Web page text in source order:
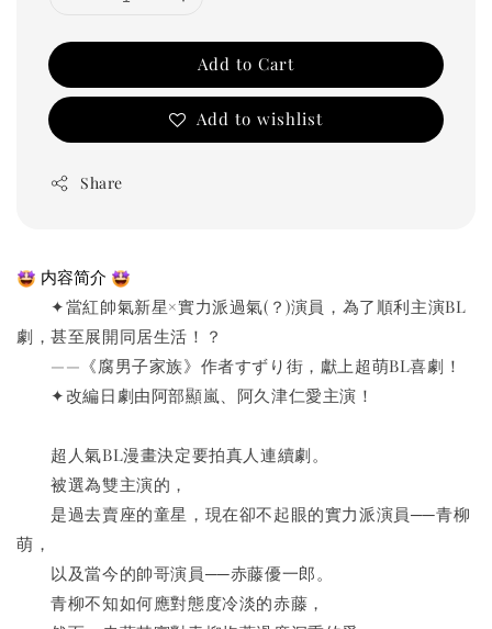
Add to Cart
Add to wishlist
Share
内容简介
✦當紅帥氣新星×實力派過氣(？)演員，為了順利主演BL
劇，甚至展開同居生活！？
——《腐男子家族》作者すずり街，獻上超萌BL喜劇！
✦改編日劇由阿部顯嵐、阿久津仁愛主演！
超人氣BL漫畫決定要拍真人連續劇。
被選為雙主演的，
是過去賣座的童星，現在卻不起眼的實力派演員──青柳
萌，
以及當今的帥哥演員──赤藤優一郎。
青柳不知如何應對態度冷淡的赤藤，